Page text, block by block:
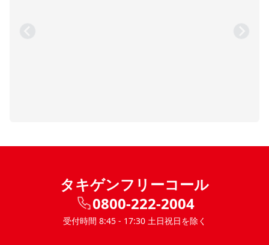
タキゲンフリーコール
0800-222-2004
受付時間 8:45 - 17:30 土日祝日を除く